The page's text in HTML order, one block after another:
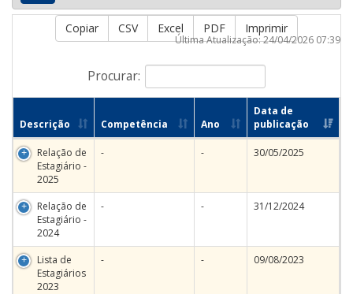
Copiar CSV Excel PDF Imprimir
Procurar:
Última Atualização: 24/04/2026 07:39
Descrição Competência Ano
Data de
publicação
Relação de
Estagiário -
2025
- - 30/05/2025
Relação de
Estagiário -
2024
- - 31/12/2024
Lista de
Estagiários
2023
- - 09/08/2023